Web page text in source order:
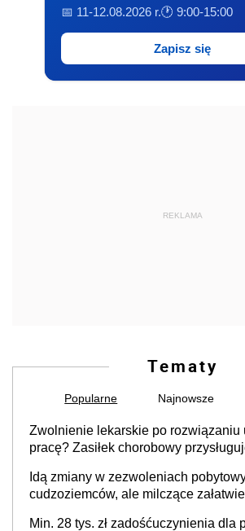
📅 11-12.08.2026 r.🕐 9:00-15:00
Zapisz się
REKLAMA
Tematy
Popularne Najnowsze
Zwolnienie lekarskie po rozwiązaniu
pracę? Zasiłek chorobowy
stosunku pracy
Idą zmiany w zezwoleniach
cudzoziemców, ale milczące
Min. 28 tys. zł zadośćuczynienia dla